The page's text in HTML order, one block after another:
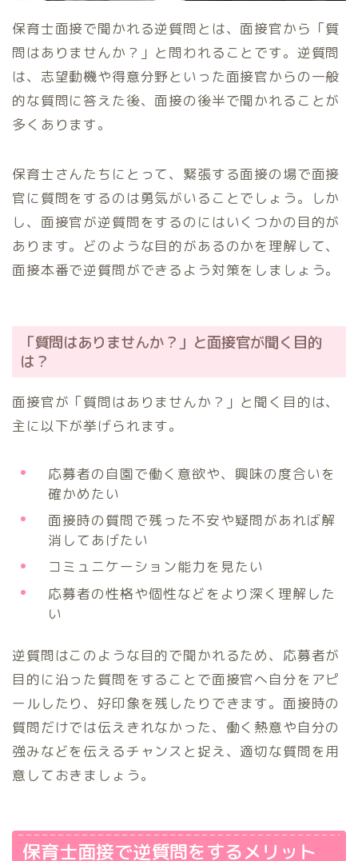
保育士面接で聞かれる逆質問とは、面接官から「質
問はありませんか？」と問われることです。逆質問
は、志望動機や得意分野といった面接官からの一般
的な質問に答えた後、面接の後半で聞かれることが
多くあります。
保育士さんたちにとって、緊張する面接の場で面接
官に質問をするのは勇気がいることでしょう。しか
し、面接官が逆質問をするのにはいくつかの目的が
あります。どのような目的があるのかを理解して、
面接本番で逆質問ができるよう対策をしましょう。
「質問はありませんか？」と面接官が聞く目的
は？
面接官が「質問はありませんか？」と聞く目的は、
主に以下が挙げられます。
応募者の自園で働く意欲や、興味の度合いを
確かめたい
面接時の質問で残った不安や疑問があれば解
消してあげたい
コミュニケーション能力を見たい
応募者の性格や個性などをより深く理解した
い
逆質問はこのような目的で聞かれるため、応募者が
目的に沿った質問をすることで面接官へ自分をアピ
ールしたり、好印象を残したりできます。面接時の
質問だけでは伝えきれなかった、働く熱意や自分の
強みなどを伝えるチャンスと捉え、適切な質問を用
意しておきましょう。
保育士面接で逆質問をするメリット